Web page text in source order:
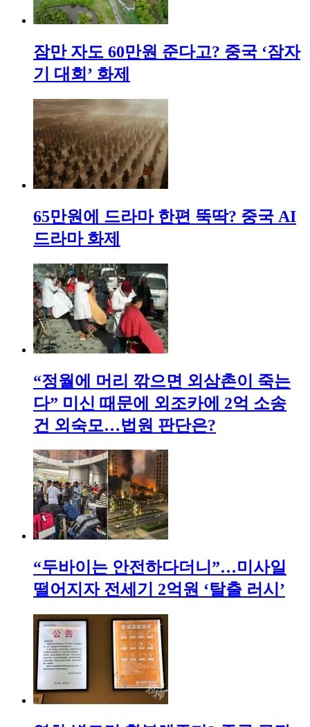
잠만 자도 60만원 준다고? 중국 ‘잠자
기 대회’ 화제
65만원에 드라마 한편 뚝딱? 중국 AI
드라마 화제
“정월에 머리 깎으면 외삼촌이 죽는
다” 미신 때문에 외조카에 2억 소송
건 외숙모…법원 판단은?
“두바이는 안전하다더니”…미사일
떨어지자 전세기 2억원 ‘탈출 러시’